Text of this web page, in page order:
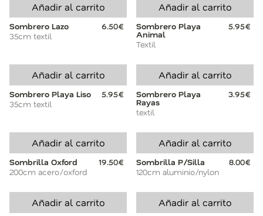
Añadir al carrito
Sombrero Lazo
6.50€
35cm textil
Añadir al carrito
Sombrero Playa
Animal
5.95€
Textil
Añadir al carrito
Sombrero Playa Liso
5.95€
35cm textil
Añadir al carrito
Sombrero Playa
Rayas
3.95€
textil
Añadir al carrito
Sombrilla Oxford
19.50€
200cm acero/oxford
Añadir al carrito
Sombrilla P/Silla
8.00€
120cm aluminio/nylon
Añadir al carrito Añadir al carrito